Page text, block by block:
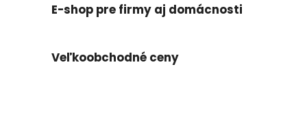
E-shop pre firmy aj domácnosti
Veľkoobchodné ceny